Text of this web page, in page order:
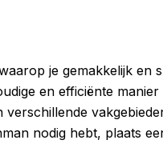
je gemakkelijk en
en efficiënte
nodig hebt, plaats